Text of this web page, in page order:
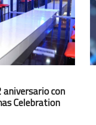
aniversario con
Celebration